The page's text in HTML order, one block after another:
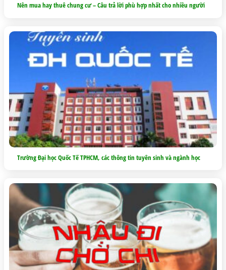
Nên mua hay thuê chung cư – Câu trả lời phù hợp nhất cho nhiều người
Trường Đại học Quốc Tế TPHCM, các thông tin tuyên sinh và ngành học